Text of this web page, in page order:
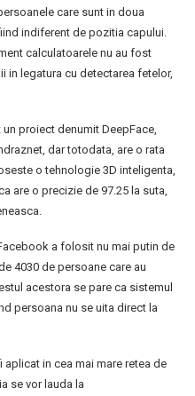
care sunt in doua
indiferent de pozitia capului.
calculatoarele nu au fost
in legatura cu detectarea fetelor,
proiect denumit DeepFace,
dar totodata, are o rata
o tehnologie 3D inteligenta,
are o precizie de 97.25 la suta,
a folosit nu mai putin de
4030 de persoane care au
acestora se pare ca sistemul
persoana nu se uita direct la
in cea mai mare retea de
se vor lauda la